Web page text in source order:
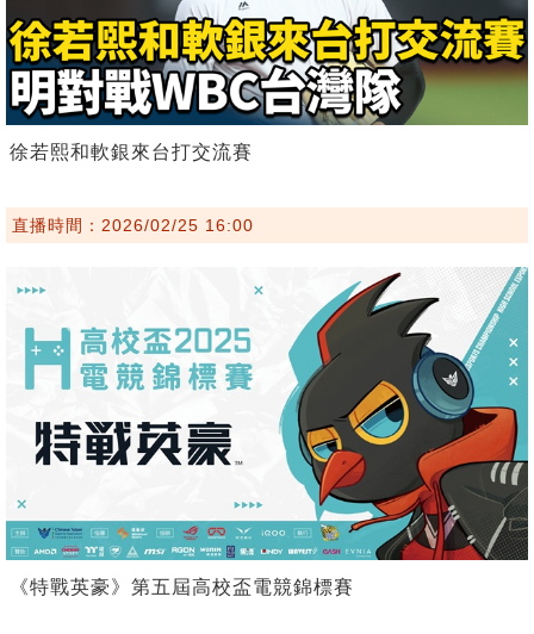
徐若熙和軟銀來台打交流賽
直播時間：2026/02/25 16:00
《特戰英豪》第五屆高校盃電競錦標賽